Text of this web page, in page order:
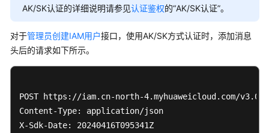
等
级
协
议
皮
书
资
AK/SK认证的详细说明请参见认证鉴权的“AK/SK认证”。
对于管理员创建IAM用户接口，使用AK/SK方式认证时，添加消息
头后的请求如下所示。
POST https://iam.cn-north-4.myhuaweicloud.com/v3.0/
Content-Type: application/json
X-Sdk-Date: 20240416T095341Z